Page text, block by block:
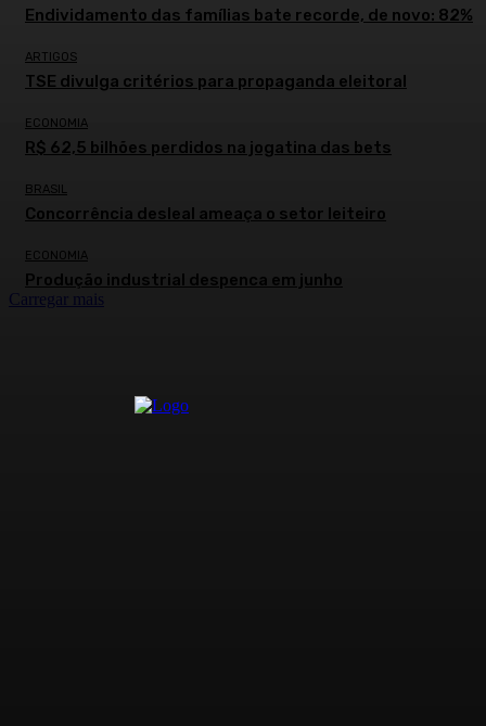
Endividamento das famílias bate recorde, de novo: 82%
ARTIGOS
TSE divulga critérios para propaganda eleitoral
ECONOMIA
R$ 62,5 bilhões perdidos na jogatina das bets
BRASIL
Concorrência desleal ameaça o setor leiteiro
ECONOMIA
Produção industrial despenca em junho
Carregar mais